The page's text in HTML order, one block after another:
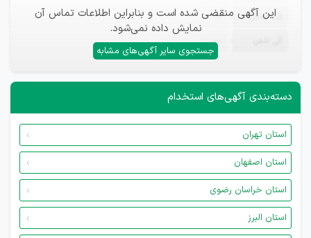
این آگهی منقضی شده است و بنابراین اطلاعات تماس آن
نمایش داده نمی‌شود.
جستجوی سایر آگهی‌های مشابه
ایمیل —
—
دسته‌بندی آگهی‌های استخدام
استان تهران
استان اصفهان
استان خراسان رضوی
استان البرز